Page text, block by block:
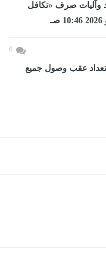
موعد وآليات صرف «تكافل
0
عقب وصول جميع